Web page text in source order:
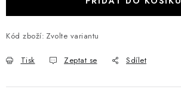
Kód zboží: Zvolte variantu
Tisk Zeptat se Sdílet